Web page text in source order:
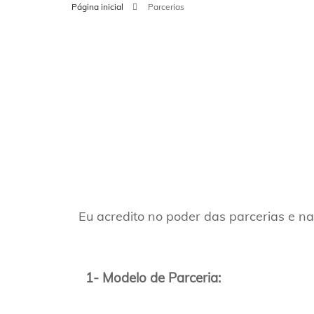
Página inicial Parcerias
Eu acredito no poder das parcerias e
1- Modelo de Parceria: